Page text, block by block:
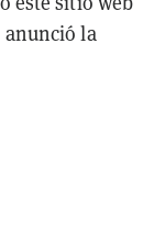
anunció la